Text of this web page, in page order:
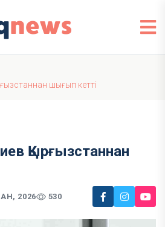
шығып кетті
Қырғызстаннан
2026 530